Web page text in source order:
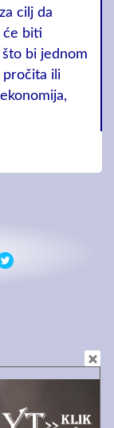
cilj da
će biti
bi jednom
pročita ili